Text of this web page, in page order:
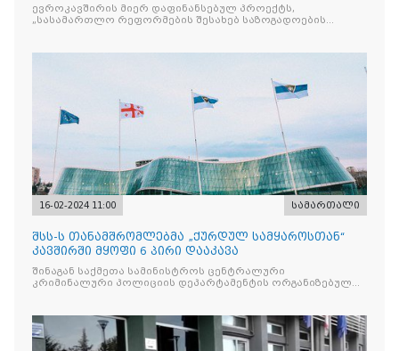
ევროკავშირის მიერ დაფინანსებულ პროექტს,
„სასამართლო რეფორმების შესახებ საზოგადოების
16-02-2024 11:00 სამართალი
შსს-ს თანამშრომლებმა „ქურდულ სამყაროსთან“
კავშირში მყოფი 6 პირი დააკავა
შინაგან საქმეთა სამინისტროს ცენტრალური
კრიმინალური პოლიციის დეპარტამენტის ორგანიზებულ
ერთად